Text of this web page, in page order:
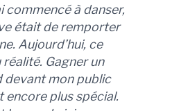
commencé à danser,
était de remporter
Aujourd’hui, ce
Gagner un
devant mon public
encore plus spécial.